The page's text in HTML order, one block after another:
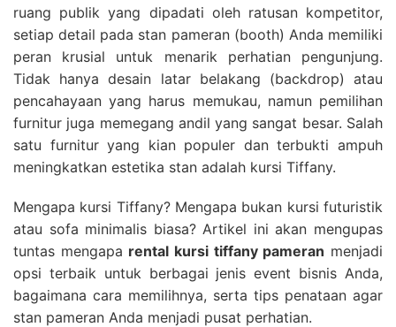
ruang publik yang dipadati oleh ratusan kompetitor,
setiap detail pada stan pameran (booth) Anda memiliki
peran krusial untuk menarik perhatian pengunjung.
Tidak hanya desain latar belakang (backdrop) atau
pencahayaan yang harus memukau, namun pemilihan
furnitur juga memegang andil yang sangat besar. Salah
satu furnitur yang kian populer dan terbukti ampuh
meningkatkan estetika stan adalah kursi Tiffany.
Mengapa kursi Tiffany? Mengapa bukan kursi futuristik
atau sofa minimalis biasa? Artikel ini akan mengupas
tuntas mengapa rental kursi tiffany pameran menjadi
opsi terbaik untuk berbagai jenis event bisnis Anda,
bagaimana cara memilihnya, serta tips penataan agar
stan pameran Anda menjadi pusat perhatian.